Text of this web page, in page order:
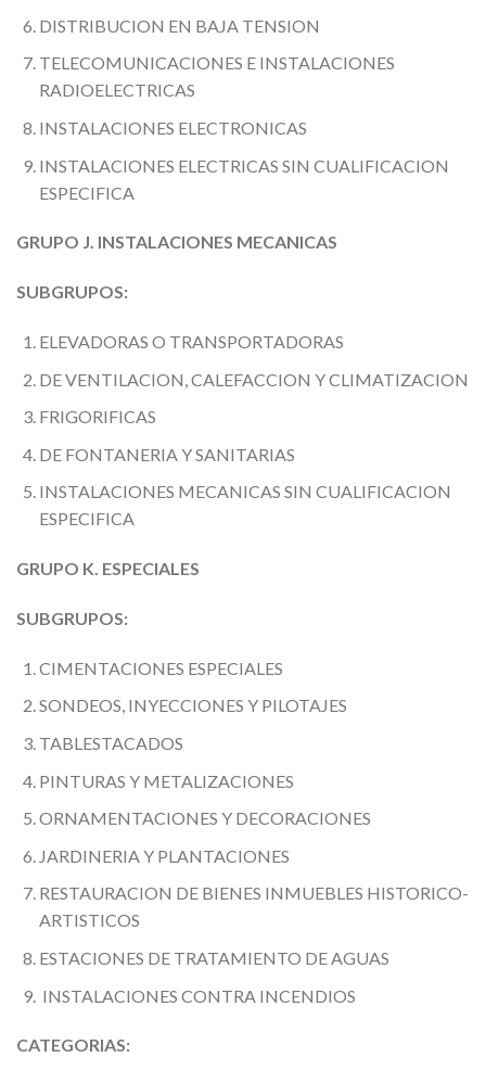
DISTRIBUCION EN BAJA TENSION
TELECOMUNICACIONES E INSTALACIONES
RADIOELECTRICAS
INSTALACIONES ELECTRONICAS
INSTALACIONES ELECTRICAS SIN CUALIFICACION
ESPECIFICA
GRUPO J. INSTALACIONES MECANICAS
SUBGRUPOS:
ELEVADORAS O TRANSPORTADORAS
DE VENTILACION, CALEFACCION Y CLIMATIZACION
FRIGORIFICAS
DE FONTANERIA Y SANITARIAS
INSTALACIONES MECANICAS SIN CUALIFICACION
ESPECIFICA
GRUPO K. ESPECIALES
SUBGRUPOS:
CIMENTACIONES ESPECIALES
SONDEOS, INYECCIONES Y PILOTAJES
TABLESTACADOS
PINTURAS Y METALIZACIONES
ORNAMENTACIONES Y DECORACIONES
JARDINERIA Y PLANTACIONES
RESTAURACION DE BIENES INMUEBLES HISTORICO-
ARTISTICOS
ESTACIONES DE TRATAMIENTO DE AGUAS
INSTALACIONES CONTRA INCENDIOS
CATEGORIAS: